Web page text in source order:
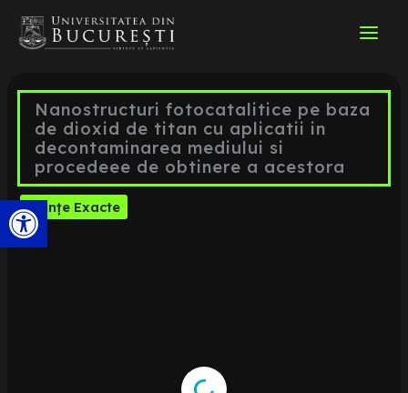
Open toolbar
content
Nanostructuri fotocatalitice pe baza
de dioxid de titan cu aplicatii in
decontaminarea mediului si
procedeee de obtinere a acestora
Științe Exacte